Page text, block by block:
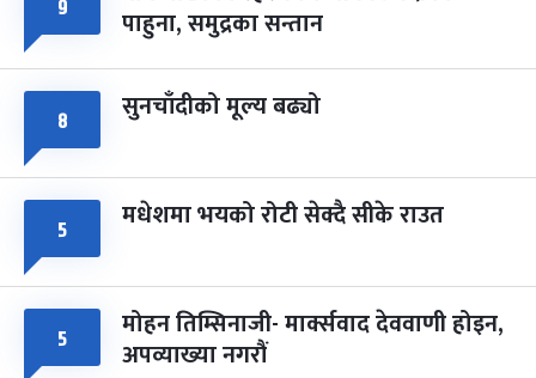
चैत्र ८, २०८३-Mar 22, 2027
९ पाहुना, समुद्रका सन्तान
८ सुनचाँदीको मूल्य बढ्यो
५ मधेशमा भयको रोटी सेक्दै सीके राउत
५ मोहन तिम्सिनाजी- मार्क्सवाद देववाणी होइन,
अपव्याख्या नगरौं